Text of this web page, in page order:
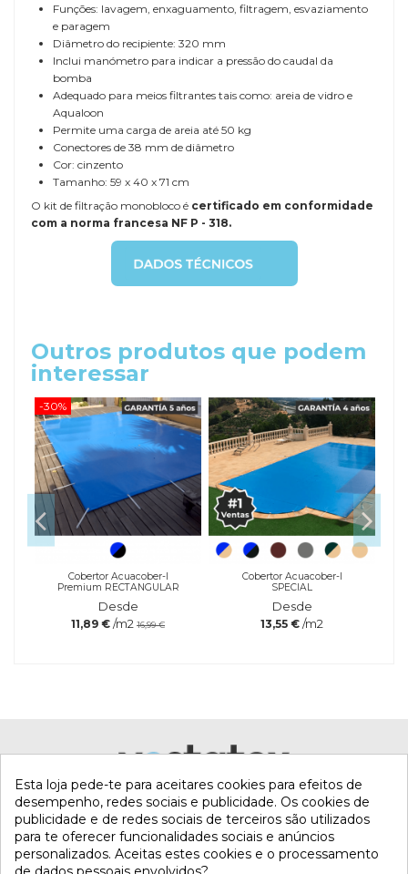
Funções: lavagem, enxaguamento, filtragem, esvaziamento
e paragem
Diâmetro do recipiente: 320 mm
Inclui manómetro para indicar a pressão do caudal da
bomba
Adequado para meios filtrantes tais como: areia de vidro e
Aqualoon
Permite uma carga de areia até 50 kg
Conectores de 38 mm de diâmetro
Cor: cinzento
Tamanho: 59 x 40 x 71 cm
O kit de filtração monobloco é certificado em conformidade
com a norma francesa NF P - 318.
Outros produtos que podem
interessar
-30%
Cobertor Acuacober-I
Premium RECTANGULAR
Desde
11,89 € /m2 16,99 €
Cobertor Acuacober-I
SPECIAL
Desde
13,55 € /m2
INSTALACIÓN ELÉCTRICA
Marca
Referência
FS40000000
Esta loja pede-te para aceitares cookies para efeitos de
desempenho, redes sociais e publicidade. Os cookies de
publicidade e de redes sociais de terceiros são utilizados
para te oferecer funcionalidades sociais e anúncios
personalizados. Aceitas estes cookies e o processamento